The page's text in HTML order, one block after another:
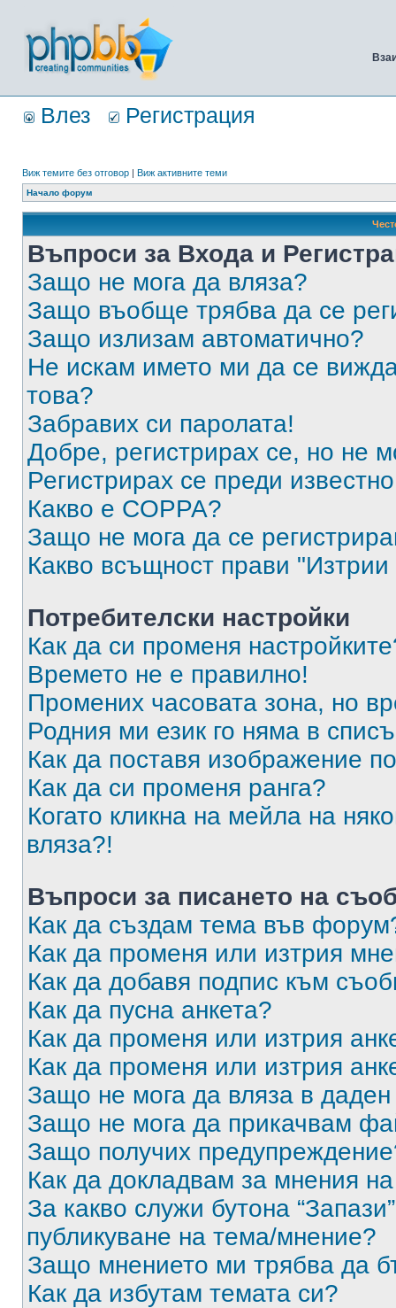
Влез Регистрация
Виж темите без отговор | Виж активните теми
Начало форум
Въпроси за Входа и
Защо не мога да вляза?
Защо въобще трябва да се
Защо излизам автоматично?
Не искам името ми да се
това?
Забравих си паролата!
Добре, регистрирах се, но не
Регистрирах се преди
Какво е COPPA?
Защо не мога да се
Какво всъщност прави "Изтрии
Потребителски настройки
Как да си променя
Времето не е правилно!
Промених часовата зона, но
Родния ми език го няма в
Как да поставя изображение
Как да си променя ранга?
Когато кликна на мейла на
вляза?!
Въпроси за писането на
Как да създам тема във
Как да променя или изтрия
Как да добавя подпис към
Как да пусна анкета?
Как да променя или изтрия
Как да променя или изтрия
Защо не мога да вляза в
Защо не мога да прикачвам
Защо получих
Как да докладвам за мнения
За какво служи бутона
публикуване на тема/мнение?
Защо мнението ми трябва да
Как да избутам темата си?